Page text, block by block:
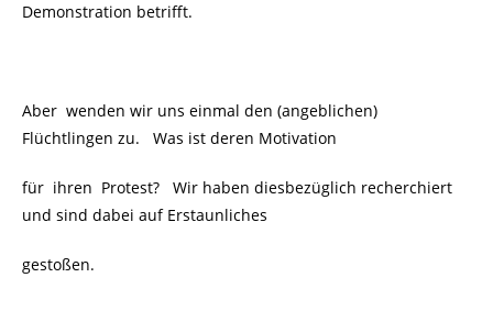
Demonstration betrifft.
Aber wenden wir uns einmal den (angeblichen)
Flüchtlingen zu. Was ist deren Motivation
für ihren Protest? Wir haben diesbezüglich recherchiert
und sind dabei auf Erstaunliches
gestoßen.